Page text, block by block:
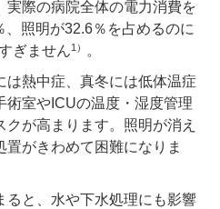
実際の病院全体の電力消費を
、照明が32.6％を占めるのに
ぎません1） 。
は熱中症、真冬には低体温症
術室やICUの温度・湿度管理
クが高まります。照明が消え
がきわめて困難になりま
ると、水や下水処理にも影響